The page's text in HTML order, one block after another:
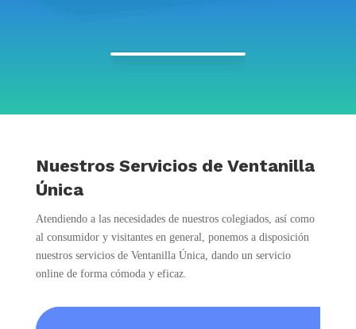
Nuestros Servicios de Ventanilla
Única
Atendiendo a las necesidades de nuestros colegiados, así como
al consumidor y visitantes en general, ponemos a disposición
nuestros servicios de Ventanilla Única, dando un servicio
online de forma cómoda y eficaz.